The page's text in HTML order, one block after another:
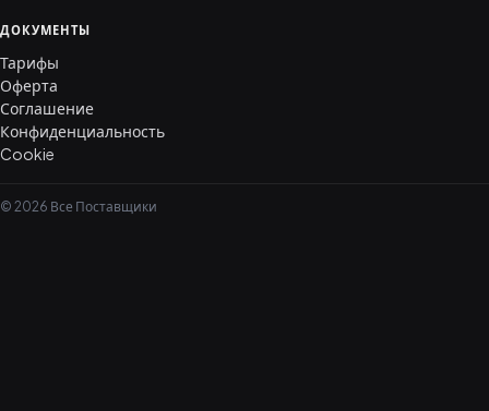
ДОКУМЕНТЫ
Тарифы
Оферта
Соглашение
Конфиденциальность
Cookie
© 2026 Все Поставщики